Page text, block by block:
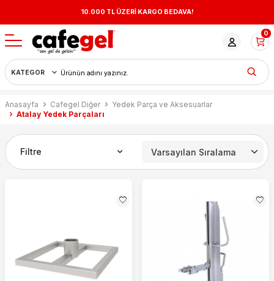
10.000 TL ÜZERİ KARGO BEDAVA!
0
Anasayfa Cafegel Diğer
Yedek Parça ve Aksesuarlar
Atalay Yedek Parçaları
Filtre